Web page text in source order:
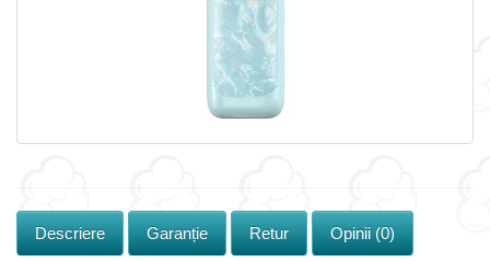
Descriere Garanție Retur Opinii (0)